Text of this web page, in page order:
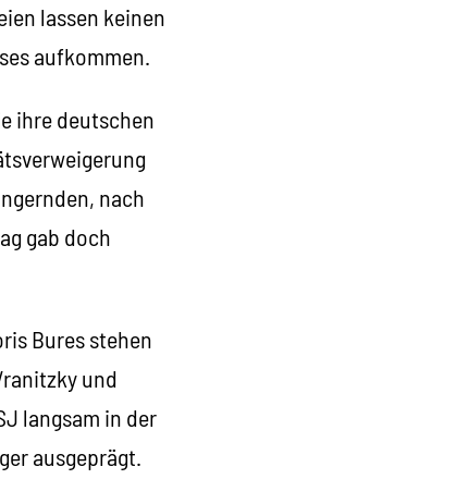
lassen keinen
aufkommen.
ihre deutschen
nach
gab doch
Bures stehen
und
langsam in der
ausgeprägt.